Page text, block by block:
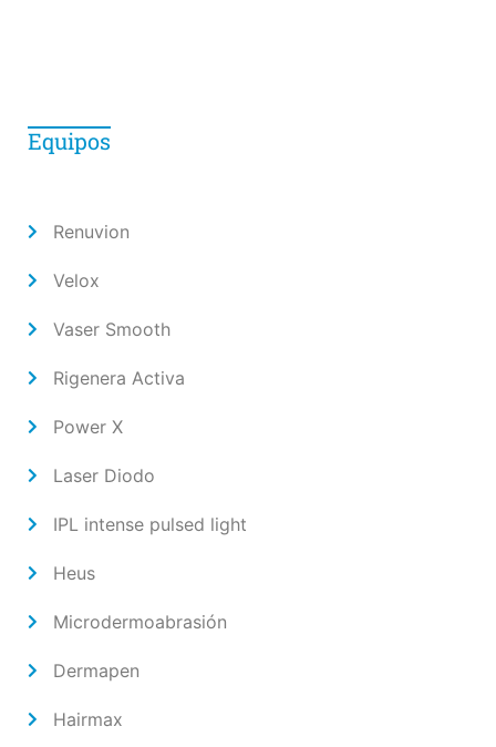
Equipos
Renuvion
Velox
Vaser Smooth
Rigenera Activa
Power X
Laser Diodo
IPL intense pulsed light
Heus
Microdermoabrasión
Dermapen
Hairmax